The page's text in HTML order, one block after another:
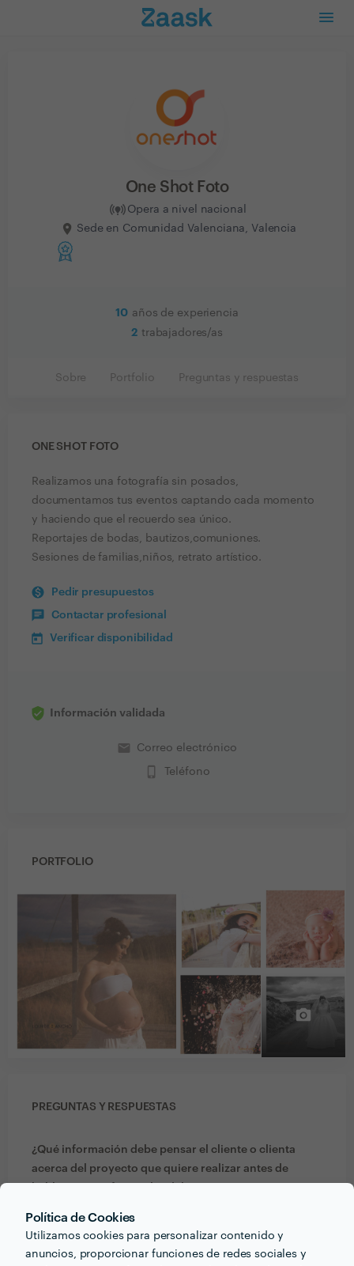
Política de Cookies
Utilizamos cookies para personalizar contenido y
anuncios, proporcionar funciones de redes sociales y
One Shot Foto
Opera a nivel nacional
Sede en Comunidad Valenciana, Valencia
10 años de experiencia
2 trabajadores/as
Sobre Portfolio Preguntas y respuestas
ONE SHOT FOTO
Realizamos una fotografía sin posados,
documentamos tus eventos captando cada momento
y haciendo que el recuerdo sea único.
Reportajes de bodas, bautizos,comuniones.
Sesiones de familias,niños, retrato artístico.
Pedir presupuestos
Contactar profesional
Verificar disponibilidad
Información validada
email Correo electrónico
phone_iphone Teléfono
PORTFOLIO
PREGUNTAS Y RESPUESTAS
¿Qué información debe pensar el cliente o clienta
acerca del proyecto que quiere realizar antes de
debe pensar como quiere que sea ese dia tan
especial, y buscar quien plasme esa idea, en este
caso nosotros